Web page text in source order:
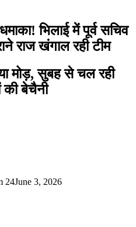
भिलाई में पूर्व सचिव
राज खंगाल रही टीम
मोड़, सुबह से चल रही
की बेचैनी
24June 3, 2026